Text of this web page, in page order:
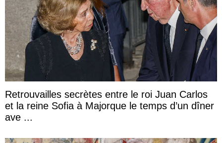
Retrouvailles secrètes entre le roi Juan Carlos
et la reine Sofia à Majorque le temps d’un dîner
ave ...